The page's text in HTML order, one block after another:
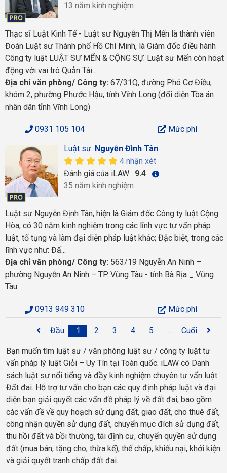
13 năm kinh nghiệm
Thạc sĩ Luật Kinh Tế - Luật sư Nguyễn Thị Mến là thành viên
Đoàn Luật sư Thành phố Hồ Chí Minh, là Giám đốc điều hành
Công ty luật LUẬT SƯ MẾN & CỘNG SỰ. Luật sư Mến còn hoạt
động với vai trò Quản Tài...
Địa chỉ văn phòng/ Công ty: 67/31Q, đường Phó Cơ Điều,
khóm 2, phường Phước Hậu, tỉnh Vĩnh Long (đối diện Tòa án
nhân dân tỉnh Vĩnh Long)
0931 105 104
Mức phí
Luật sư: Nguyễn Đình Tân
4 nhận xét
Đánh giá của iLAW: 9.4
35 năm kinh nghiệm
Luật sư Nguyễn Định Tân, hiện là Giám đốc Công ty luật Cộng
Hòa, có 30 năm kinh nghiệm trong các lĩnh vực tư vấn pháp
luật, tố tụng và làm đại diện pháp luật khác; Đặc biệt, trong các
lĩnh vực như: Đấ...
Địa chỉ văn phòng/ Công ty: 563/19 Nguyễn An Ninh –
phường Nguyễn An Ninh – TP. Vũng Tàu - tỉnh Bà Rịa _ Vũng
Tàu
0913 949 310 Mức phí
Đầu 1 2 3 4 5 ... Cuối
Bạn muốn tìm luật sư / văn phòng luật sư / công ty luật tư
vấn pháp lý luật Giỏi – Uy Tín tại Toàn quốc. iLAW có Danh
sách luật sư nổi tiếng và đầy kinh nghiệm chuyên tư vấn luật
Đất đai. Hỗ trợ tư vấn cho bạn các quy định pháp luật và đại
diện bạn giải quyết các vấn đề pháp lý về đất đai, bao gồm
các vấn đề về quy hoạch sử dụng đất, giao đất, cho thuê đất,
công nhận quyền sử dụng đất, chuyển mục đích sử dụng đất,
thu hồi đất và bồi thường, tái định cư, chuyển quyền sử dụng
đất (mua bán, tặng cho, thừa kế), thế chấp, khiếu nại, khởi kiện
và giải quyết tranh chấp đất đai.